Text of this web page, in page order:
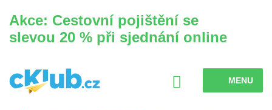
Akce: Cestovní pojištění se
slevou 20 % při sjednání online
MENU